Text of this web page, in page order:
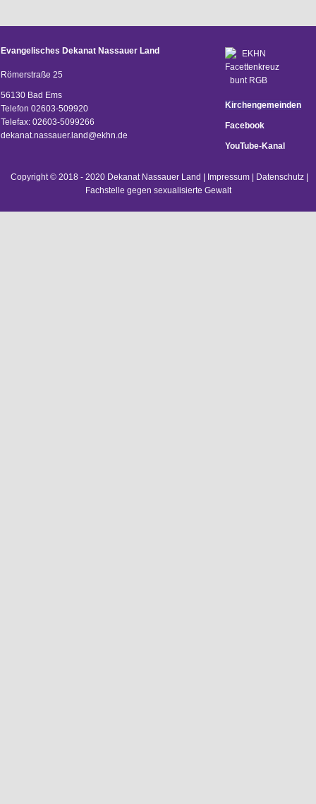
Evangelisches Dekanat Nassauer Land
Römerstraße 25
56130 Bad Ems
Telefon 02603-509920
Telefax: 02603-5099266
dekanat.nassauer.land@ekhn.de
Kirchengemeinden
Facebook
YouTube-Kanal
Copyright © 2018 - 2020 Dekanat Nassauer Land | Impressum| Datenschutz|
Fachstelle gegen sexualisierte Gewalt